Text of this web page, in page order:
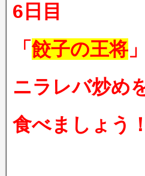
6日目
「 餃子の王将
ニラレバ炒め
食べましょう